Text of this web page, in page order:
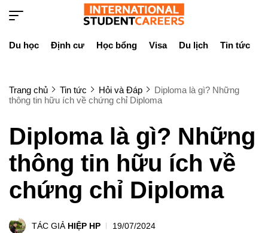
Du học Định cư Học bổng Visa Du lịch Tin tức
Trang chủ Tin tức Hỏi và Đáp
Diploma là gì? Những
thông tin hữu ích về chứng chỉ Diploma
Diploma là gì? Những
thông tin hữu ích về
chứng chỉ Diploma
TÁC GIẢ HIỆP HP 19/07/2024